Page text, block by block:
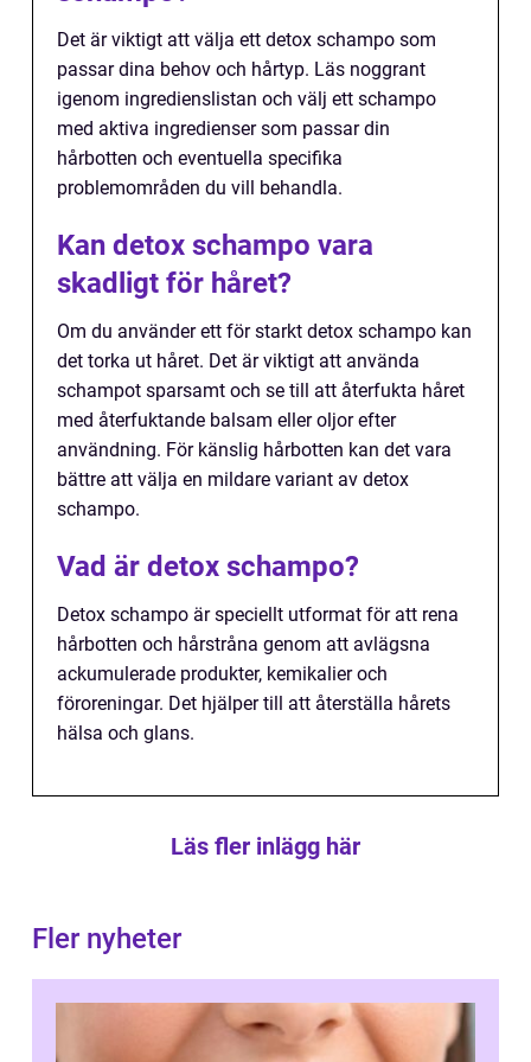
Det är viktigt att välja ett detox schampo som
passar dina behov och hårtyp. Läs noggrant
igenom ingredienslistan och välj ett schampo
med aktiva ingredienser som passar din
hårbotten och eventuella specifika
problemområden du vill behandla.
Kan detox schampo vara
skadligt för håret?
Om du använder ett för starkt detox schampo kan
det torka ut håret. Det är viktigt att använda
schampot sparsamt och se till att återfukta håret
med återfuktande balsam eller oljor efter
användning. För känslig hårbotten kan det vara
bättre att välja en mildare variant av detox
schampo.
Vad är detox schampo?
Detox schampo är speciellt utformat för att rena
hårbotten och hårstråna genom att avlägsna
ackumulerade produkter, kemikalier och
föroreningar. Det hjälper till att återställa hårets
hälsa och glans.
Läs fler inlägg här
Fler nyheter